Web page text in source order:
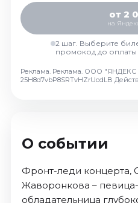
Октябрь 2026
Ноябрь 2026
Декабрь 2026
Январь 2027
от 2
на
2 шаг. Выберите
промокод до оплаты
Реклама. Реклама. ООО "ЯНДЕКС
25H8d7vbP8SRTvHZrUcdLB
О событии
Фронт-леди концерта,
Жаворонкова –
обладательница